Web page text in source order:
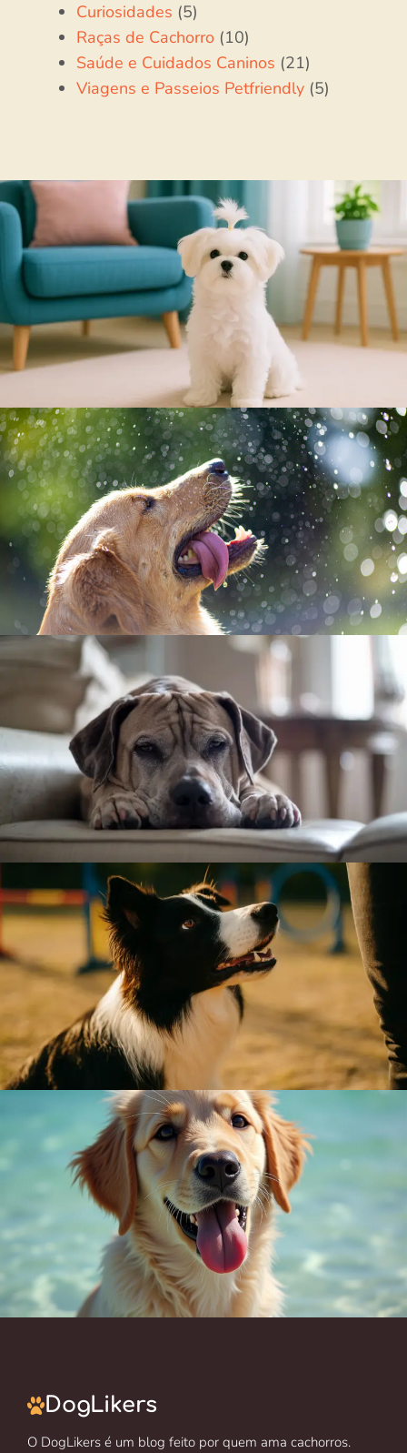
Curiosidades (5)
Raças de Cachorro (10)
Saúde e Cuidados Caninos (21)
Viagens e Passeios Petfriendly (5)
DogLikers
O DogLikers é um blog feito por quem ama cachorros.